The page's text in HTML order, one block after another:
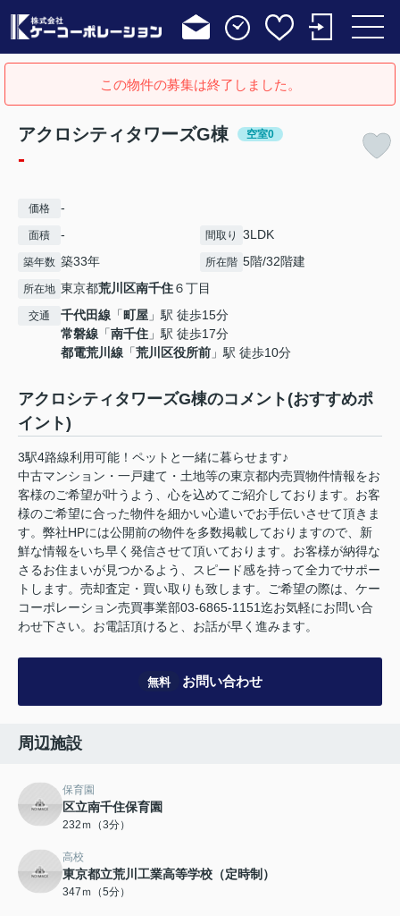
この物件の募集は終了しました。
アクロシティタワーズG棟 空室0
-
価格 -
面積 - 間取り 3LDK
築年数 築33年 所在階 5階/32階建
所在地 東京都荒川区南千住６丁目
交通 千代田線 「町屋 」駅 徒歩15分
常磐線 「南千住 」駅 徒歩17分
都電荒川線 「荒川区役所前 」駅 徒歩10分
アクロシティタワーズG棟のコメント(おすすめポ
イント)
3駅4路線利用可能！ペットと一緒に暮らせます♪
中古マンション・一戸建て・土地等の東京都内売買物件情報をお
客様のご希望が叶うよう、心を込めてご紹介しております。お客
様のご希望に合った物件を細かい心遣いでお手伝いさせて頂きま
す。弊社HPには公開前の物件を多数掲載しておりますので、新
鮮な情報をいち早く発信させて頂いております。お客様が納得な
さるお住まいが見つかるよう、スピード感を持って全力でサポー
トします。売却査定・買い取りも致します。ご希望の際は、ケー
コーポレーション売買事業部03-6865-1151迄お気軽にお問い合
わせ下さい。お電話頂けると、お話が早く進みます。
無料 お問い合わせ
周辺施設
保育園
区立南千住保育園
232ｍ（3分）
高校
東京都立荒川工業高等学校（定時制）
347ｍ（5分）